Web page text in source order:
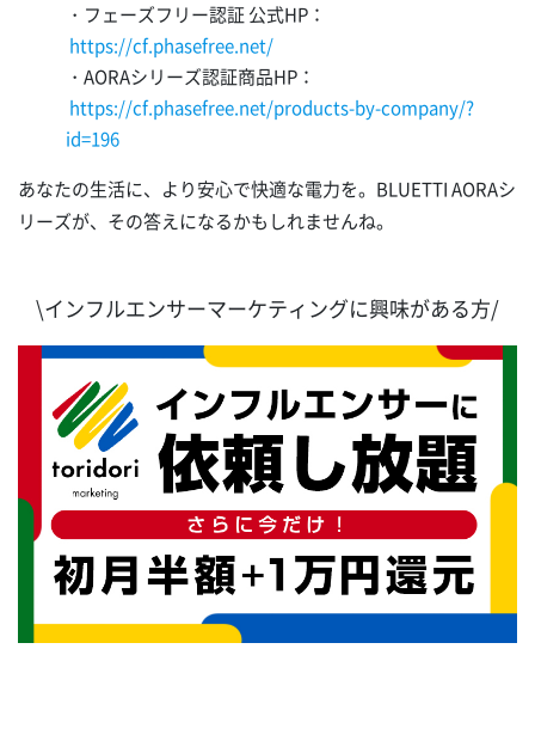
・フェーズフリー認証 公式HP：
https://cf.phasefree.net/
・AORAシリーズ認証商品HP：
https://cf.phasefree.net/products-by-company/?
id=196
あなたの生活に、より安心で快適な電力を。BLUETTI AORAシ
リーズが、その答えになるかもしれませんね。
\インフルエンサーマーケティングに興味がある方/